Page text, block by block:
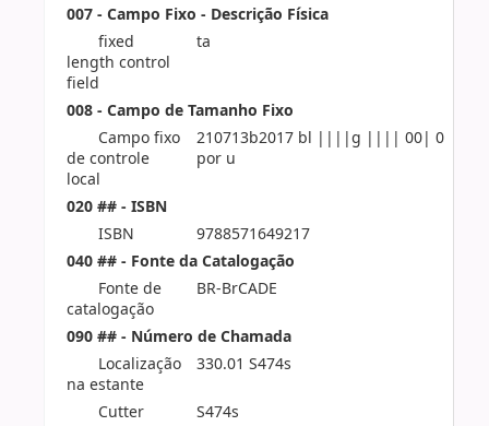
007 - Campo Fixo - Descrição Física
fixed
length control
field
ta
008 - Campo de Tamanho Fixo
Campo fixo
de controle
local
210713b2017 bl ||||g |||| 00| 0
por u
020 ## - ISBN
ISBN
9788571649217
040 ## - Fonte da Catalogação
Fonte de
catalogação
BR-BrCADE
090 ## - Número de Chamada
Localização
na estante
330.01 S474s
Cutter
S474s